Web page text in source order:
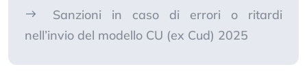
Sanzioni in caso di errori o ritardi
nell’invio del modello CU (ex Cud) 2025